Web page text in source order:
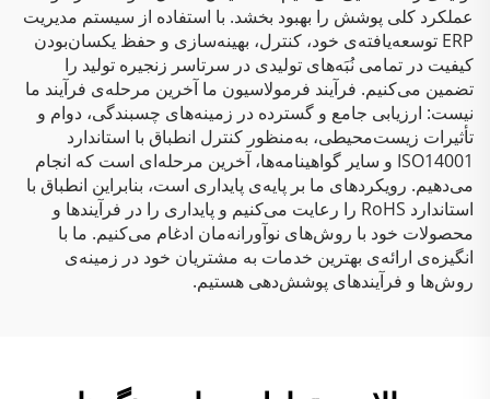
عملکرد کلی پوشش را بهبود بخشد. با استفاده از سیستم مدیریت
ERP توسعه‌یافته‌ی خود، کنترل، بهینه‌سازی و حفظ یکسان‌بودن
کیفیت در تمامی نُبَه‌های تولیدی در سرتاسر زنجیره تولید را
تضمین می‌کنیم. فرآیند فرمولاسیون ما آخرین مرحله‌ی فرآیند ما
نیست: ارزیابی جامع و گسترده در زمینه‌های چسبندگی، دوام و
تأثیرات زیست‌محیطی، به‌منظور کنترل انطباق با استاندارد
ISO14001 و سایر گواهینامه‌ها، آخرین مرحله‌ای است که انجام
می‌دهیم. رویکردهای ما بر پایه‌ی پایداری است، بنابراین انطباق با
استاندارد RoHS را رعایت می‌کنیم و پایداری را در فرآیندها و
محصولات خود با روش‌های نوآورانه‌مان ادغام می‌کنیم. ما با
انگیزه‌ی ارائه‌ی بهترین خدمات به مشتریان خود در زمینه‌ی
روش‌ها و فرآیندهای پوشش‌دهی هستیم.